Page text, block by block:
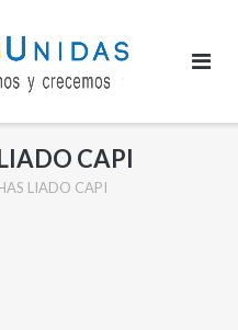
CAPI
LIADO CAPI